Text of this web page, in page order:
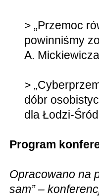
> „Przemoc
powinniśmy
A.
>
dóbr
dla Łodzi-
Program
Opracowano na
sam” –